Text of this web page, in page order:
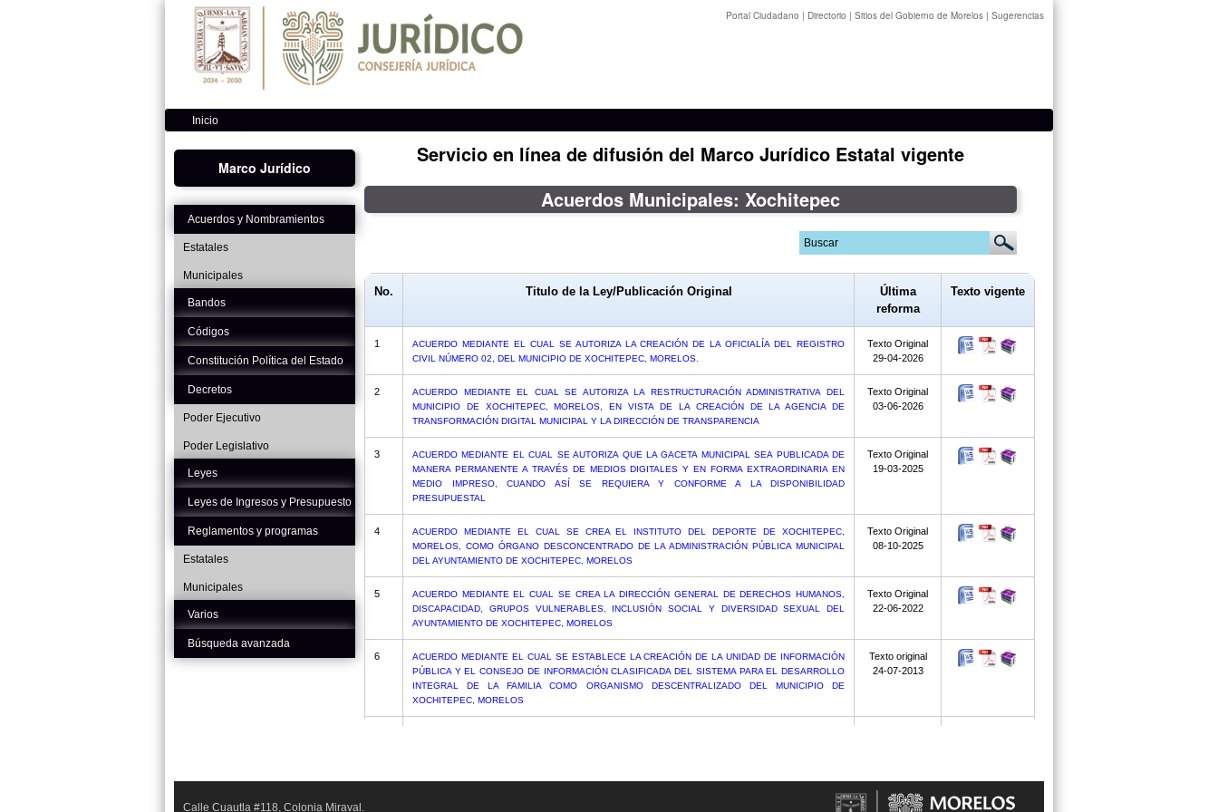
Portal Ciudadano | Directorio | Sitios del Gobierno de Morelos | Sugerencias
Inicio
Marco Jurídico
Acuerdos y Nombramientos
Estatales
Municipales
Bandos
Códigos
Constitución Política del Estado
Decretos
Poder Ejecutivo
Poder Legislativo
Leyes
Leyes de Ingresos y Presupuesto
Reglamentos y programas
Estatales
Municipales
Varios
Búsqueda avanzada
Servicio en línea de difusión del Marco Jurídico Estatal vigente
Acuerdos Municipales: Xochitepec
No. Titulo de la Ley/Publicación Original
Última
reforma
Texto vigente
1
ACUERDO MEDIANTE EL CUAL SE AUTORIZA LA CREACIÓN DE LA OFICIALÍA DEL REGISTRO
CIVIL NÚMERO 02, DEL MUNICIPIO DE XOCHITEPEC, MORELOS.
Texto Original
29-04-2026
2
ACUERDO MEDIANTE EL CUAL SE AUTORIZA LA RESTRUCTURACIÓN ADMINISTRATIVA DEL
MUNICIPIO DE XOCHITEPEC, MORELOS, EN VISTA DE LA CREACIÓN DE LA AGENCIA DE
TRANSFORMACIÓN DIGITAL MUNICIPAL Y LA DIRECCIÓN DE TRANSPARENCIA
Texto Original
03-06-2026
3
ACUERDO MEDIANTE EL CUAL SE AUTORIZA QUE LA GACETA MUNICIPAL SEA PUBLICADA DE
MANERA PERMANENTE A TRAVÉS DE MEDIOS DIGITALES Y EN FORMA EXTRAORDINARIA EN
MEDIO IMPRESO, CUANDO ASÍ SE REQUIERA Y CONFORME A LA DISPONIBILIDAD
PRESUPUESTAL
Texto Original
19-03-2025
4
ACUERDO MEDIANTE EL CUAL SE CREA EL INSTITUTO DEL DEPORTE DE XOCHITEPEC,
MORELOS, COMO ÓRGANO DESCONCENTRADO DE LA ADMINISTRACIÓN PÚBLICA MUNICIPAL
DEL AYUNTAMIENTO DE XOCHITEPEC, MORELOS
Texto Original
08-10-2025
5
ACUERDO MEDIANTE EL CUAL SE CREA LA DIRECCIÓN GENERAL DE DERECHOS HUMANOS,
DISCAPACIDAD, GRUPOS VULNERABLES, INCLUSIÓN SOCIAL Y DIVERSIDAD SEXUAL DEL
AYUNTAMIENTO DE XOCHITEPEC, MORELOS
Texto Original
22-06-2022
6
ACUERDO MEDIANTE EL CUAL SE ESTABLECE LA CREACIÓN DE LA UNIDAD DE INFORMACIÓN
PÚBLICA Y EL CONSEJO DE INFORMACIÓN CLASIFICADA DEL SISTEMA PARA EL DESARROLLO
INTEGRAL DE LA FAMILIA COMO ORGANISMO DESCENTRALIZADO DEL MUNICIPIO DE
XOCHITEPEC, MORELOS
Texto original
24-07-2013
8
ACUERDO MEDIANTE EL CUAL SE INSTALA EL CONSEJO LOCAL DE TUTELAS DEL MUNICIPIO
Texto Original
15-10-2025
Calle Cuautla #118, Colonia Miraval.